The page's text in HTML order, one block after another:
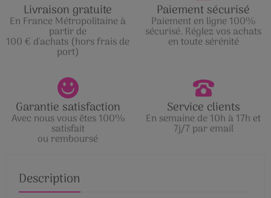
Livraison gratuite
En France Métropolitaine à
partir de
100 € d'achats (hors frais de
port)
Paiement sécurisé
Paiement en ligne 100%
sécurisé. Réglez vos achats
en toute sérénité
Garantie satisfaction
Avec nous vous êtes 100%
satisfait
ou remboursé
Service clients
En semaine de 10h à 17h et
7j/7 par email
Description